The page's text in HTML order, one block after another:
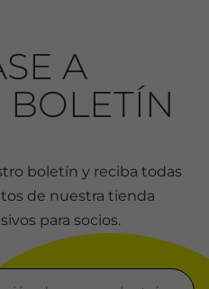
A
BOLETÍN
boletín y reciba todas
de nuestra tienda
para socios.